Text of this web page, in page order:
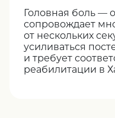
Головная боль —
сопровождает
от нескольких
усиливаться
и требует
реабилитации в